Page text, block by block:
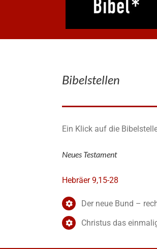
Bibelstellen
Ein Klick auf die
Neues Testament
Hebräer 9,15-28
Der neue Bund –
Christus das